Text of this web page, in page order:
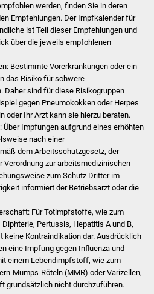
Dienstleistungen
Lebenslagen
Formulare
Bürgerinfos
Bildung
Schulen
Kindergärten
Kolping-Musikschule
Volkshochschule
Soziale Einrichtungen
werden, finden Sie in deren
Empfehlungen. Der Impfkalender für
ist Teil dieser Empfehlungen und
über die jeweils empfohlenen
Bestimmte Vorerkrankungen oder ein
das Risiko für schwere
Daher sind für diese Risikogruppen
gegen Pneumokokken oder Herpes
oder Ihr Arzt kann sie hierzu beraten.
Über Impfungen aufgrund eines erhöhten
nach einer
dem Arbeitsschutzgesetz, der
Verordnung zur arbeitsmedizinischen
zum Schutz Dritter im
informiert der Betriebsarzt oder die
Für Totimpfstoffe, wie zum
Pertussis, Hepatitis A und B,
Kontraindikation dar. Ausdrücklich
eine Impfung gegen Influenza und
einem Lebendimpfstoff, wie zum
Mumps-Röteln (MMR) oder Varizellen,
grundsätzlich nicht durchzuführen.